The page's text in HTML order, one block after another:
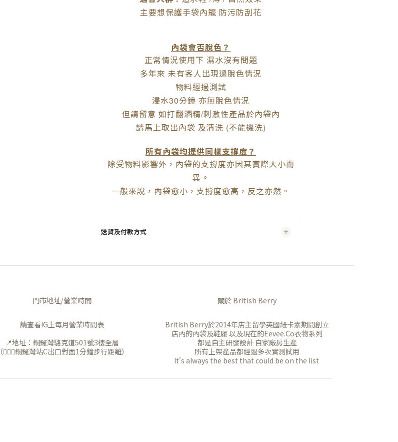
主要想保護手袋內籠 防污防刮花
內袋會否脫色？
正常情況使用下 濕水沒有問題
多年來 未有客人出現過脫色情況
物料經過測試
浸水30分鐘 亦無脫色情況
但請留意 如打翻酒精/刺激性產品於內袋內
請馬上取出內袋 及清洗 (不能機洗)
所有內袋均提供同樣支撐度？
除受物料影響外，內袋的支撐度亦因其實際大小而
異。
一般來說，內袋愈小，支撐度愈高，反之亦然。
送貨及付款方式
門市地址/營業時間
請查看IG上每月營業時間表
📍地址：銅鑼灣駱克道501號3樓全層
（🚶🏻‍♀️銅鑼灣站C出口對面1分鐘步行距離）
關於 British Berry
British Berry於2014年店主留學英國紐卡素期間創立
店內的內袋及鞋履 以及現在的Eevee.Co衣物系列
都是自主研發設計 自家廠房生產
所有上架產品都經過多次實測試用
It's always the best that could be on the list